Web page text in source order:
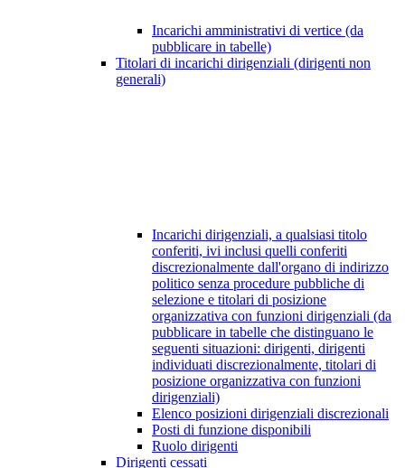
Incarichi amministrativi di vertice (da
pubblicare in tabelle)
Titolari di incarichi dirigenziali (dirigenti non
generali)
Incarichi dirigenziali, a qualsiasi titolo
conferiti, ivi inclusi quelli conferiti
discrezionalmente dall'organo di indirizzo
politico senza procedure pubbliche di
selezione e titolari di posizione
organizzativa con funzioni dirigenziali (da
pubblicare in tabelle che distinguano le
seguenti situazioni: dirigenti, dirigenti
individuati discrezionalmente, titolari di
posizione organizzativa con funzioni
dirigenziali)
Elenco posizioni dirigenziali discrezionali
Posti di funzione disponibili
Ruolo dirigenti
Dirigenti cessati